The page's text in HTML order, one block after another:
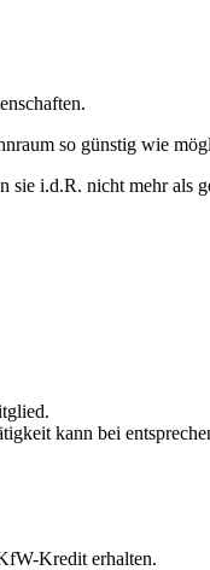
so günstig wie
i.d.R. nicht mehr als
kann bei
Kredit erhalten.